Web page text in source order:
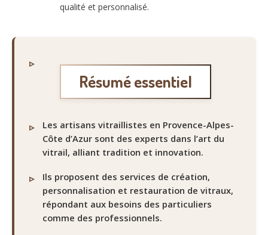
qualité et personnalisé.
Résumé essentiel
Les artisans vitraillistes en Provence-Alpes-
Côte d’Azur sont des experts dans l’art du
vitrail, alliant tradition et innovation.
Ils proposent des services de création,
personnalisation et restauration de vitraux,
répondant aux besoins des particuliers
comme des professionnels.